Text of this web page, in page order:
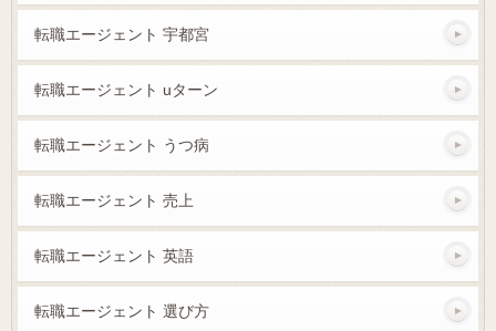
転職エージェント 宇都宮
転職エージェント uターン
転職エージェント うつ病
転職エージェント 売上
転職エージェント 英語
転職エージェント 選び方